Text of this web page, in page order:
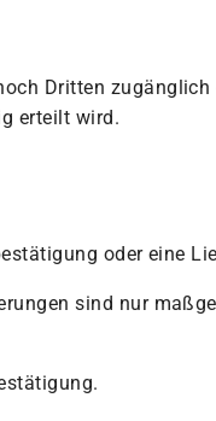
Dritten
erteilt wird.
oder eine
sind nur